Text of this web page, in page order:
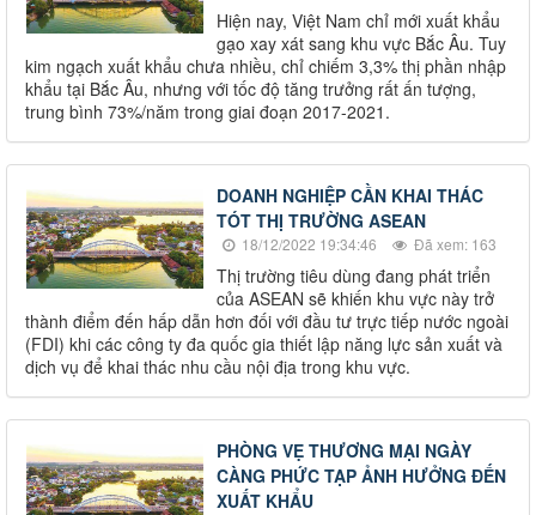
Hiện nay, Việt Nam chỉ mới xuất khẩu
gạo xay xát sang khu vực Bắc Âu. Tuy
kim ngạch xuất khẩu chưa nhiều, chỉ chiếm 3,3% thị phần nhập
khẩu tại Bắc Âu, nhưng với tốc độ tăng trưởng rất ấn tượng,
trung bình 73%/năm trong giai đoạn 2017-2021.
DOANH NGHIỆP CẦN KHAI THÁC
TÓT THỊ TRƯỜNG ASEAN
18/12/2022 19:34:46 Đã xem: 163
Thị trường tiêu dùng đang phát triển
của ASEAN sẽ khiến khu vực này trở
thành điểm đến hấp dẫn hơn đối với đầu tư trực tiếp nước ngoài
(FDI) khi các công ty đa quốc gia thiết lập năng lực sản xuất và
dịch vụ để khai thác nhu cầu nội địa trong khu vực.
PHÒNG VẸ THƯƠNG MẠI NGÀY
CÀNG PHỨC TẠP ẢNH HƯỞNG ĐẾN
XUẤT KHẨU